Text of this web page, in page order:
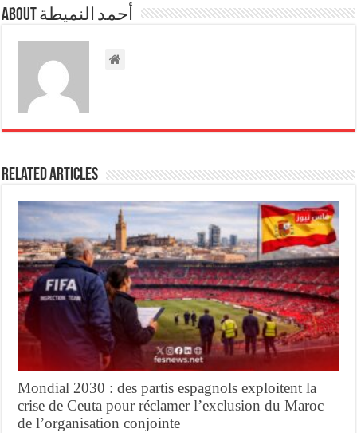
About أحمد النميطة
Related Articles
Mondial 2030 : des partis espagnols exploitent la
crise de Ceuta pour réclamer l’exclusion du Maroc
de l’organisation conjointe